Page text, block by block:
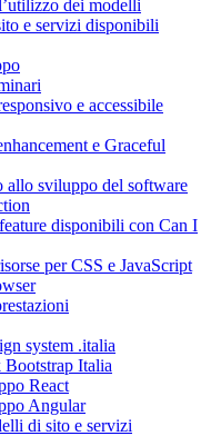
dei modelli
e servizi disponibili
e accessibile
e Graceful
allo sviluppo del software
disponibili con Can I
per CSS e JavaScript
system .italia
Italia
React
Angular
di sito e servizi